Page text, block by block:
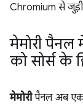
Chromium से जुड़ी
मेमोरी पैनल
को सोर्स के
मेमोरीपैनल अब एक